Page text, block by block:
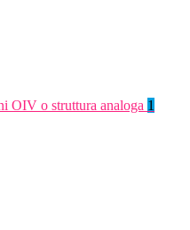
OIV o struttura analoga 1